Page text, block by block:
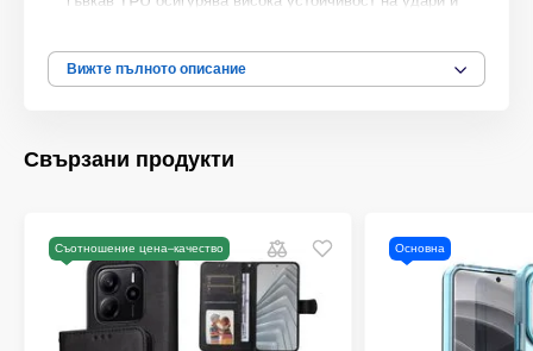
MagSafe съвместимост:Интегриран магнитен пръстен
с неодимови магнити за силно и прецизно закрепване на
излишно увеличаване на обема или теглото на
минимизират предаването на удари и защитават корпуса
на телефона от механични повреди.
Без компромиси:
Никакви козметични или
функционални повреди – калъфът е проектиран с
внимание към детайла и дългосрочна употреба.
Вижте пълното описание
Свързани продукти
Съотношение цена–качество Основна